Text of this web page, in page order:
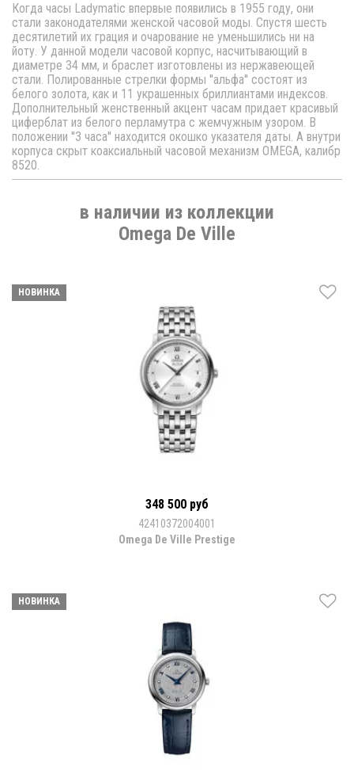
Когда часы Ladymatic впервые появились в 1955 году, они
стали законодателями женской часовой моды. Спустя шесть
десятилетий их грация и очарование не уменьшились ни на
йоту. У данной модели часовой корпус, насчитывающий в
диаметре 34 мм, и браслет изготовлены из нержавеющей
стали. Полированные стрелки формы ''альфа'' состоят из
белого золота, как и 11 украшенных бриллиантами индексов.
Дополнительный женственный акцент часам придает красивый
циферблат из белого перламутра с жемчужным узором. В
положении ''3 часа'' находится окошко указателя даты. А внутри
корпуса скрыт коаксиальный часовой механизм OMEGA, калибр
8520.
в наличии из коллекции
Omega De Ville
НОВИНКА
348 500 руб
42410372004001
Omega De Ville Prestige
НОВИНКА